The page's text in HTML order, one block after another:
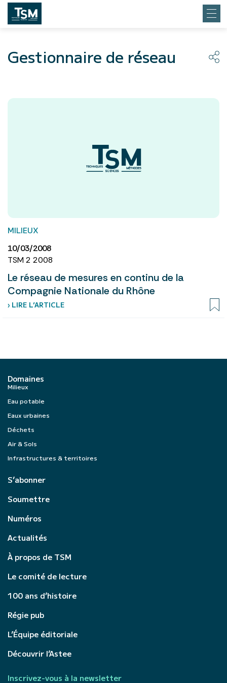
Gestionnaire de réseau
MILIEUX
10/03/2008
TSM 2 2008
Le réseau de mesures en continu de la
Compagnie Nationale du Rhône
› LIRE L’ARTICLE
Domaines
Milieux
Eau potable
Eaux urbaines
Déchets
Air & Sols
Infrastructures & territoires
S’abonner
Soumettre
Numéros
Actualités
À propos de TSM
Le comité de lecture
100 ans d’histoire
Régie pub
L’Équipe éditoriale
Découvrir l’Astee
Inscrivez-vous à la newsletter